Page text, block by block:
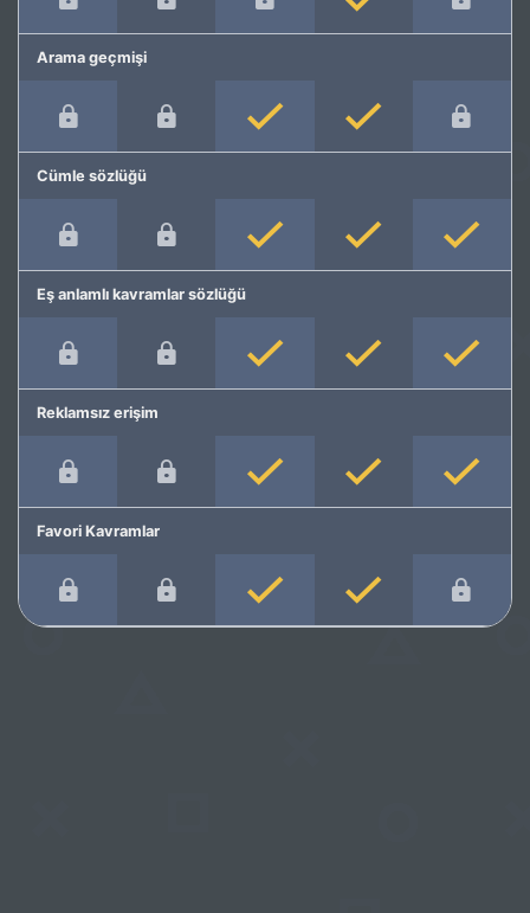
Arama geçmişi
Cümle sözlüğü
Eş anlamlı kavramlar sözlüğü
Reklamsız erişim
Favori Kavramlar